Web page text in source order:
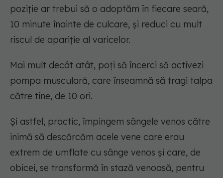
poziție ar trebui să o adoptăm în fiecare seară,
10 minute înainte de culcare, și reduci cu mult
riscul de apariție al varicelor.
Mai mult decât atât, poți să încerci să activezi
pompa musculară, care înseamnă să tragi talpa
către tine, de 10 ori.
Și astfel, practic, împingem sângele venos către
inimă să descărcăm acele vene care erau
extrem de umflate cu sânge venos și care, de
obicei, se transformă în stază venoasă, pentru